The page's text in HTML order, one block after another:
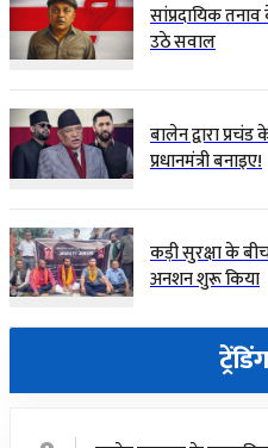
सांप्रदायिक
उठे सवाल
बालेन द्वारा
प्रधानमंत्री बनाइए!
कड़ी सुरक्षा के
अनशन शुरू किया